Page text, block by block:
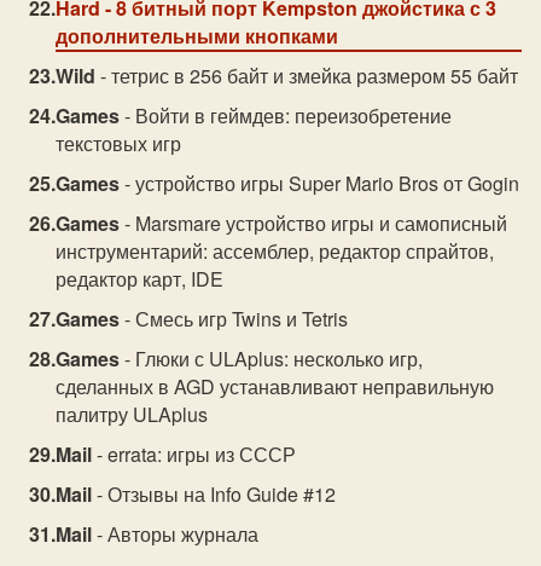
Hard - 8 битный порт Kempston джойстика с 3
дополнительными кнопками
Wild - тетрис в 256 байт и змейка размером 55 байт
Games- Войти в геймдев: переизобретение
текстовых игр
Games- устройство игры Super Mario Bros от Gogin
Games- Marsmare устройство игры и самописный
инструментарий: ассемблер, редактор спрайтов,
редактор карт, IDE
Games- Смесь игр Twins и Tetris
Games- Глюки с ULAplus: несколько игр,
сделанных в AGD устанавливают неправильную
палитру ULAplus
Mail- errata: игры из СССР
Mail- Отзывы на Info Guide #12
Mail- Авторы журнала